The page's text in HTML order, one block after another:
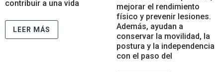
contribuir a una vida
LEER MÁS
mejorar el rendimiento
físico y prevenir lesiones.
Además, ayudan a
conservar la movilidad, la
postura y la independencia
con el paso del